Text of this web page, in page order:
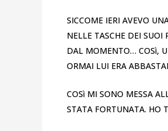
SICCOME IERI AVEVO
NELLE TASCHE DEI
DAL MOMENTO… COSì,
ORMAI LUI ERA
COSì MI SONO MESSA
STATA FORTUNATA. HO